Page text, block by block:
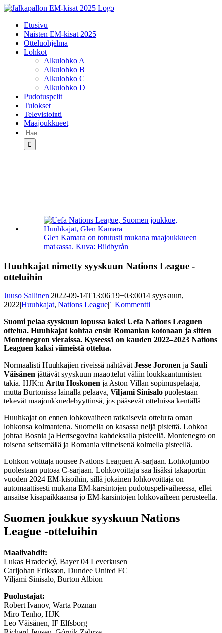
Skip
contentEtusivu
Naisten EM-kisat 2025
Otteluohjelma
Lohkot
Alkulohko A
Alkulohko B
Alkulohko C
Alkulohko D
Pudotuspelit
Tulokset
Televisiointi
Maajoukkueet
Etsi
...
isompanaGlen Kamara on totutusti mukana maajoukkueen
matkassa. Kuva: Bildbyrån
Huuhkajat nimetty syyskuun Nations League -
otteluihin
Juuso Sallinen|2022-09-14T13:06:19+03:0014 syyskuun,
2022|Huuhkajat, Nations League|1 Kommentti
Suomi pelaa syyskuun lopussa kaksi Uefa Nations Leaguen
ottelua. Huuhkajat kohtaa ensin Romanian kotonaan ja sitten
Montenegron vieraissa. Kyseessä on kauden 2022–2023 Nations
Leaguen kaksi viimeistä ottelua.
Normaalisti Huuhkajien riveissä nähtävätJesse Joronen ja Sauli
Väisänen jättävät syyskuun maaottelut väliin loukkaantumisten
takia. HJK:n Arttu Hoskonen ja Aston Villan sopimuspelaaja,
mutta Burtonissa lainalla pelaava, Viljami Sinisalo puolestaan
tekevät maajoukkuedebyyttinsä, jos pääsevät otteluissa kentällä.
Huuhkajat on ennen lohkovaiheen ratkaisevia otteluita oman
lohkonsa kolmantena. Suomella on kasassa neljä pistettä. Lohkoa
johtaa Bosnia ja Hertsegovina kahdeksalla pisteellä. Montenegro on
toisena seitsemällä ja Romania viimeisenä kolmella pisteellä.
Lohkon voittaja nousee Nations Leaguen A-sarjaan. Lohkojumbo
puolestaan putoaa C-sarjaan. Lohkovoittaja saa lisäksi takaportin
vuoden 2024 EM-kisoihin, sillä jokainen lohkovoittaja on
automaattisesti mukana EM-karsintojen pudotuspelivaiheessa, ellei
ansaitse kisapaikkaansa jo EM-karsintojen lohkovaiheen perusteella.
Suomen joukkue syyskuun Nations
League -otteluihin
Maalivahdit:
Lukas Hradecký, Bayer 04 Leverkusen
Carljohan Eriksson, Dundee United FC
Viljami Sinisalo, Burton Albion
Puolustajat:
Robert Ivanov, Warta Poznan
Miro Tenho, HJK
Leo Väisänen, IF Elfsborg